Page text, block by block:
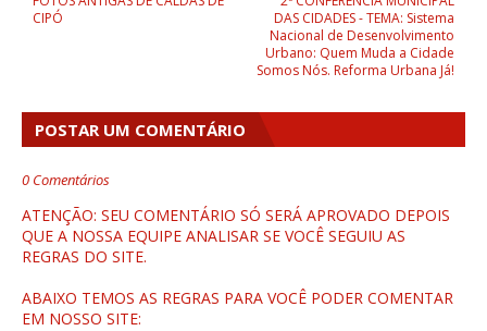
DAS CIDADES - TEMA: Sistema
Nacional de Desenvolvimento
Urbano: Quem Muda a Cidade
Somos Nós. Reforma Urbana Já!
CIPÓ
POSTAR UM COMENTÁRIO
0 Comentários
ATENÇÃO: SEU COMENTÁRIO SÓ SERÁ APROVADO DEPOIS
QUE A NOSSA EQUIPE ANALISAR SE VOCÊ SEGUIU AS
REGRAS DO SITE.
ABAIXO TEMOS AS REGRAS PARA VOCÊ PODER COMENTAR
EM NOSSO SITE: